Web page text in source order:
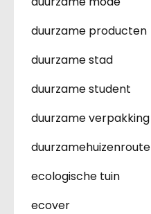
duurzame producten
duurzame stad
duurzame student
duurzame verpakking
duurzamehuizenroute
ecologische tuin
ecover